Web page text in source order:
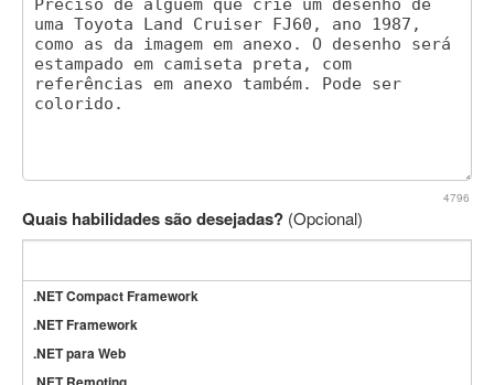
4796
Quais habilidades são desejadas? (Opcional)
.NET Compact Framework
.NET Framework
.NET para Web